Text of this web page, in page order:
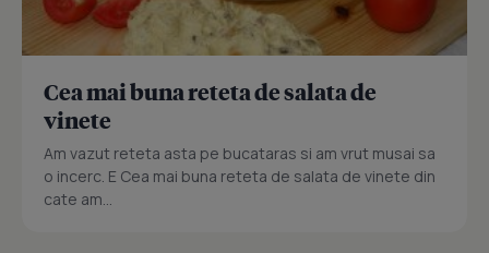
Cea mai buna reteta de salata de
vinete
Am vazut reteta asta pe bucataras si am vrut musai sa
o incerc. E Cea mai buna reteta de salata de vinete din
cate am...